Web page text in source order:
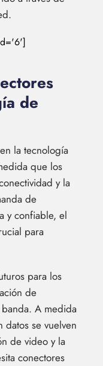
de
la tecnología
que los
y la
de
y confiable, el
para
para los
de
A medida
datos se vuelven
de video y la
conectores